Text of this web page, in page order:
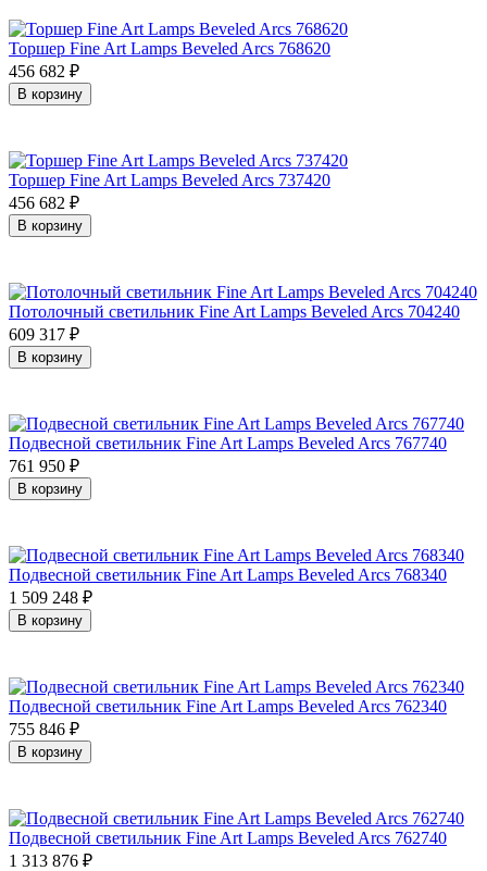
Торшер Fine Art Lamps Beveled Arcs 768620
456 682 ₽
В корзину
Торшер Fine Art Lamps Beveled Arcs 737420
456 682 ₽
В корзину
Потолочный светильник Fine Art Lamps Beveled Arcs 704240
609 317 ₽
В корзину
Подвесной светильник Fine Art Lamps Beveled Arcs 767740
761 950 ₽
В корзину
Подвесной светильник Fine Art Lamps Beveled Arcs 768340
1 509 248 ₽
В корзину
Подвесной светильник Fine Art Lamps Beveled Arcs 762340
755 846 ₽
В корзину
Подвесной светильник Fine Art Lamps Beveled Arcs 762740
1 313 876 ₽